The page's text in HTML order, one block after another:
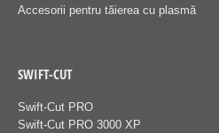
Accesorii pentru tăierea cu plasmă
SWIFT-CUT
Swift-Cut PRO
Swift-Cut PRO 3000 XP